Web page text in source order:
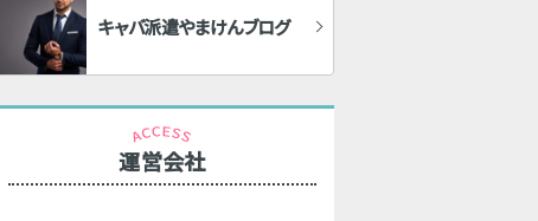
キャバ派遣やまけんブログ
運営会社